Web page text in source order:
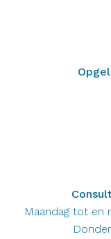
Maandag tot en